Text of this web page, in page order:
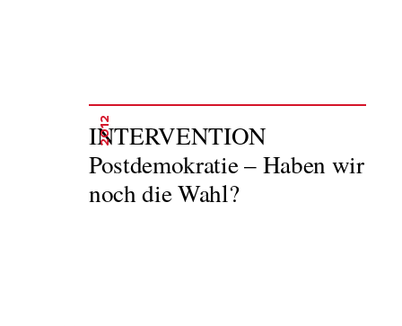
2012
INTERVENTION
Postdemokratie – Haben wir
noch die Wahl?